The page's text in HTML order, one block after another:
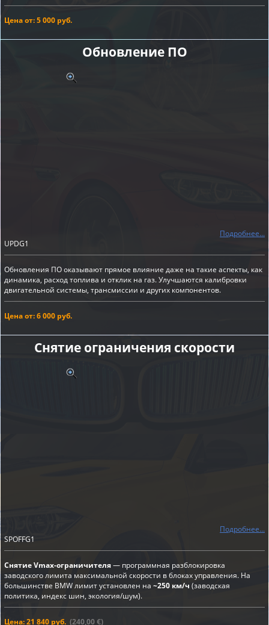
Цена от: 5 000 руб.
Обновление ПО
Подробнее...
UPDG1
Обновления ПО оказывают прямое влияние даже на такие аспекты, как
динамика, расход топлива и отклик на газ. Улучшаются калибровки
двигательной системы, трансмиссии и других компонентов.
Цена от: 6 000 руб.
Снятие ограничения скорости
Подробнее...
SPOFFG1
Снятие Vmax-ограничителя— программная разблокировка
заводского лимита максимальной скорости в блоках управления. На
большинстве BMW лимит установлен на ~250 км/ч (заводская
политика, индекс шин, экология/шум).
Цена: 21 840 руб. (240,00 €)